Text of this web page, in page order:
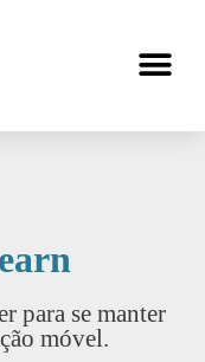
para se manter
móvel.